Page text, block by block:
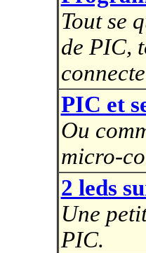
Tout se
de PIC,
PIC et
Ou
micro-
2 leds
Une
PIC.